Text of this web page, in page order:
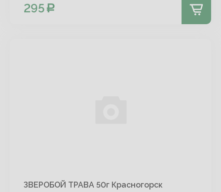
295
ЗВЕРОБОЙ ТРАВА 50г Красногорск